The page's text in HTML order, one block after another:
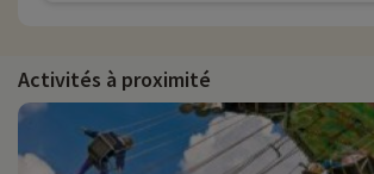
Activités à proximité